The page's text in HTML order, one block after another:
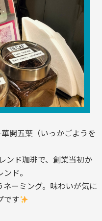
開五葉（いっかごようを
ンド珈琲で、創業当初か
ド。
ーミング。味わいが気に
です